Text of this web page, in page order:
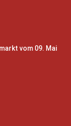
vom 09. Mai